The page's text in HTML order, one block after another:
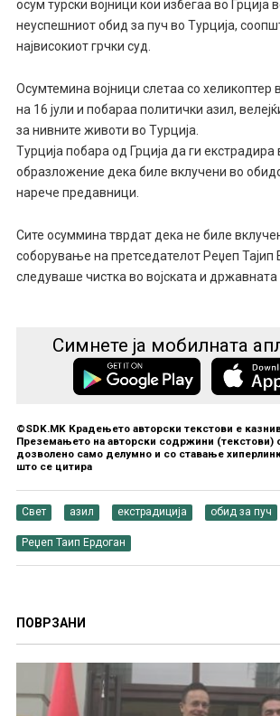
осум турски војници кои избегаа во Грција
неуспешниот обид за пуч во Турција,
највисокиот грчки суд.
Осумтемина војници слетаа со хеликоптер
на 16 јули и побараа политички азил,
за нивните животи во Турција.
Турција побара од Грција да ги екстрадира
образложение дека биле вклучени во
нарече предавници.
Сите осуммина тврдат дека не биле
соборување на претседателот Реџеп Тајип
следуваше чистка во војската и државната
Симнете ја мобилната
©SDK.MK Крадењето авторски текстови е
Преземањето на авторски содржини (текстови)
дозволено само делумно и со ставање
што се цитира
Свет азил екстрадиција обид за пуч
Реџеп Таип Ердоган
ПОВРЗАНИ